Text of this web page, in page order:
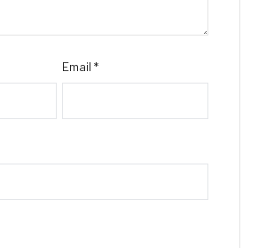
Email*